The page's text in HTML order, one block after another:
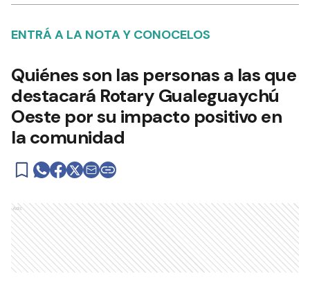
ENTRÁ A LA NOTA Y CONOCELOS
Quiénes son las personas a las que
destacará Rotary Gualeguaychú
Oeste por su impacto positivo en
la comunidad
Ads